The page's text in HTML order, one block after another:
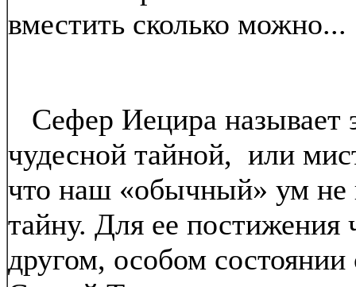
вместить сколько можно...
Сефер Иецира называет
чудесной тайной, или
что наш «обычный» ум не
тайну. Для ее постижения
другом, особом состоянии